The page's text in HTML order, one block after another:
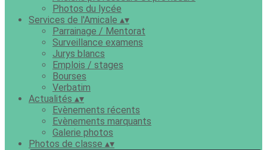
Photos du lycée
Services de l'Amicale ▴▾
Parrainage / Mentorat
Surveillance examens
Jurys blancs
Emplois / stages
Bourses
Verbatim
Actualités ▴▾
Evènements récents
Evènements marquants
Galerie photos
Photos de classe ▴▾